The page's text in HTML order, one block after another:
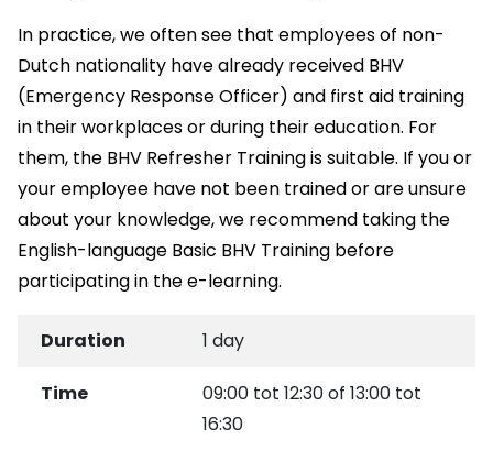
In practice, we often see that employees of non-
Dutch nationality have already received BHV
(Emergency Response Officer) and first aid training
in their workplaces or during their education. For
them, the BHV Refresher Training is suitable. If you or
your employee have not been trained or are unsure
about your knowledge, we recommend taking the
English-language Basic BHV Training before
participating in the e-learning.
Duration 1 day
Time
09:00 tot 12:30 of 13:00 tot
16:30